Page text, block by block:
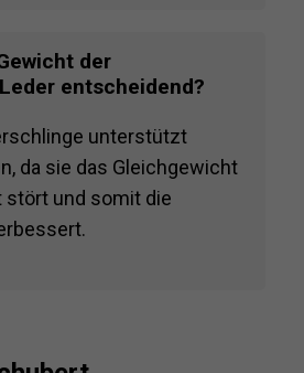
der
entscheidend?
unterstützt
da sie das Gleichgewicht
stört und somit die